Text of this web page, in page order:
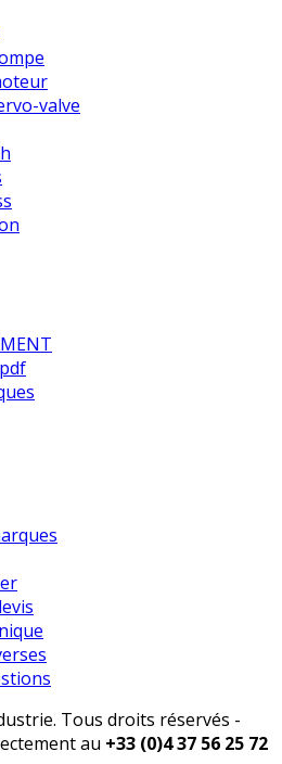
valve
Tous droits réservés -
au +33 (0)4 37 56 25 72